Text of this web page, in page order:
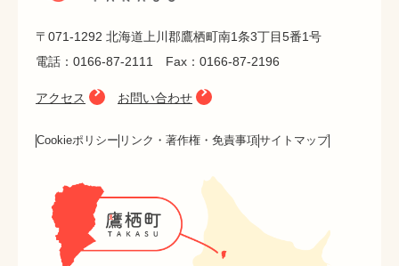
〒071-1292 北海道上川郡鷹栖町南1条3丁目5番1号
電話：0166-87-2111 Fax：0166-87-2196
アクセス お問い合わせ
Cookieポリシー リンク・著作権・免責事項サイトマップ